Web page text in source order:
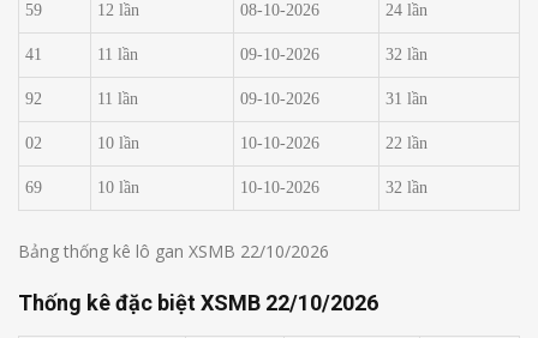
59 12 lần 08-10-2026 24 lần
41 11 lần 09-10-2026 32 lần
92 11 lần 09-10-2026 31 lần
02 10 lần 10-10-2026 22 lần
69 10 lần 10-10-2026 32 lần
Bảng thống kê lô gan XSMB 22/10/2026
Thống kê đặc biệt XSMB 22/10/2026